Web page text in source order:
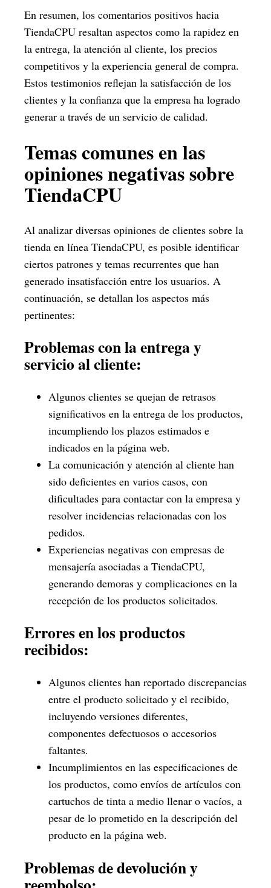
En resumen, los comentarios positivos hacia
TiendaCPU resaltan aspectos como la rapidez en
la entrega, la atención al cliente, los precios
competitivos y la experiencia general de compra.
Estos testimonios reflejan la satisfacción de los
clientes y la confianza que la empresa ha logrado
generar a través de un servicio de calidad.
Temas comunes en las
opiniones negativas sobre
TiendaCPU
Al analizar diversas opiniones de clientes sobre la
tienda en línea TiendaCPU, es posible identificar
ciertos patrones y temas recurrentes que han
generado insatisfacción entre los usuarios. A
continuación, se detallan los aspectos más
pertinentes:
Problemas con la entrega y
servicio al cliente:
Algunos clientes se quejan de retrasos
significativos en la entrega de los productos,
incumpliendo los plazos estimados e
indicados en la página web.
La comunicación y atención al cliente han
sido deficientes en varios casos, con
dificultades para contactar con la empresa y
resolver incidencias relacionadas con los
pedidos.
Experiencias negativas con empresas de
mensajería asociadas a TiendaCPU,
generando demoras y complicaciones en la
recepción de los productos solicitados.
Errores en los productos
recibidos:
Algunos clientes han reportado discrepancias
entre el producto solicitado y el recibido,
incluyendo versiones diferentes,
componentes defectuosos o accesorios
faltantes.
Incumplimientos en las especificaciones de
los productos, como envíos de artículos con
cartuchos de tinta a medio llenar o vacíos, a
pesar de lo prometido en la descripción del
producto en la página web.
Problemas de devolución y